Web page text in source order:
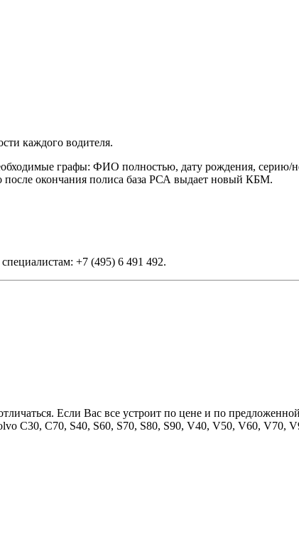
каждого водителя.
графы: ФИО полностью, дату рождения, серию/
после окончания полиса база РСА выдает новый КБМ.
+7 (495) 6 491 492.
Если Вас все устроит по цене и по
C30, C70, S40, S60, S70, S80, S90, V40, V50, V60, V70,